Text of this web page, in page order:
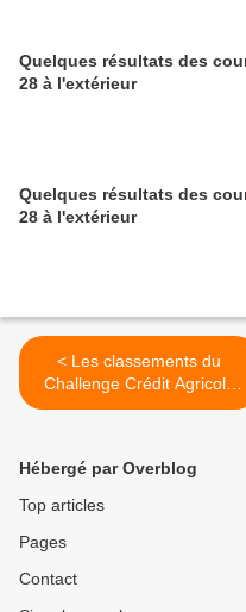
Quelques résultats des
28 à l'extérieur
Quelques résultats des
28 à l'extérieur
< Les classements du
Challenge Crédit Agricole
28 après la 3ème manche à
Hébergé par Overblog
Top articles
Pages
Contact